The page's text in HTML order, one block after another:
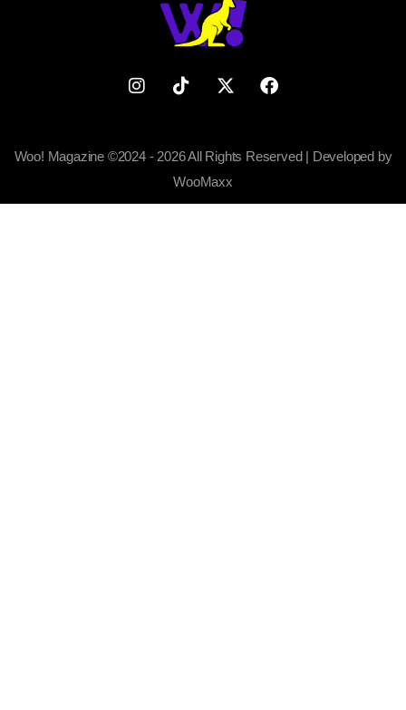
Woo! Magazine ©2024 - 2026 All Rights Reserved | Developed by
WooMaxx